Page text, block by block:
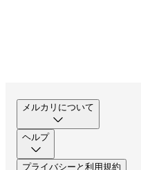
メルカリについて
ヘルプ
プライバシーと利用規約